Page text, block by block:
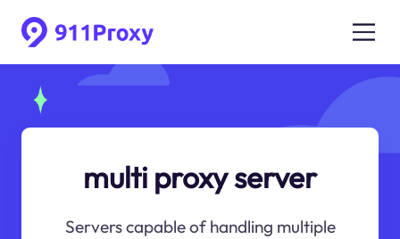
multi proxy server
Servers capable of handling multiple